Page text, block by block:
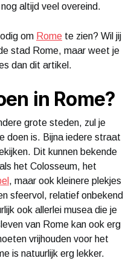
altijd veel overeind.
om Rome te zien? Wil jij
stad Rome, maar weet je
dan dit artikel.
in Rome?
grote steden, zul je
doen is. Bijna iedere straat
Dit kunnen bekende
het Colosseum, het
, maar ook kleinere plekjes
sfeervol, relatief onbekend
ook allerlei musea die je
van Rome kan ook erg
vrijhouden voor het
is natuurlijk erg lekker.